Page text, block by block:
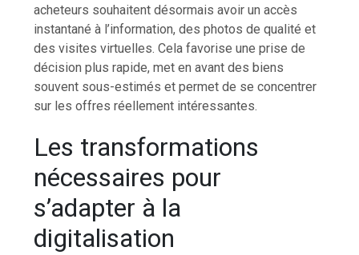
acheteurs souhaitent désormais avoir un accès
instantané à l’information, des photos de qualité et
des visites virtuelles. Cela favorise une prise de
décision plus rapide, met en avant des biens
souvent sous-estimés et permet de se concentrer
sur les offres réellement intéressantes.
Les transformations
nécessaires pour
s’adapter à la
digitalisation